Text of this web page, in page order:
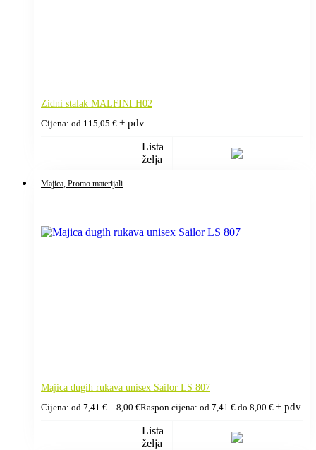
Zidni stalak MALFINI H02
Cijena: od 115,05 € + pdv
Lista
želja
Majica, Promo materijali
Majica dugih rukava unisex Sailor LS 807
Cijena: od 7,41 € – 8,00 €Raspon cijena: od 7,41 € do 8,00 € + pdv
Lista
želja